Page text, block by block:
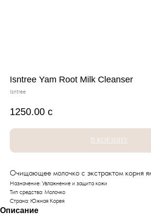
Isntree Yam Root Milk Cleanser
Isntree
1250.00 с
В КОРЗИНУ
Очищающее молочко с экстрактом корня
Назначение: Увлажнение и защита кожи
Тип средства: Молочко
Страна: Южная Корея
Описание